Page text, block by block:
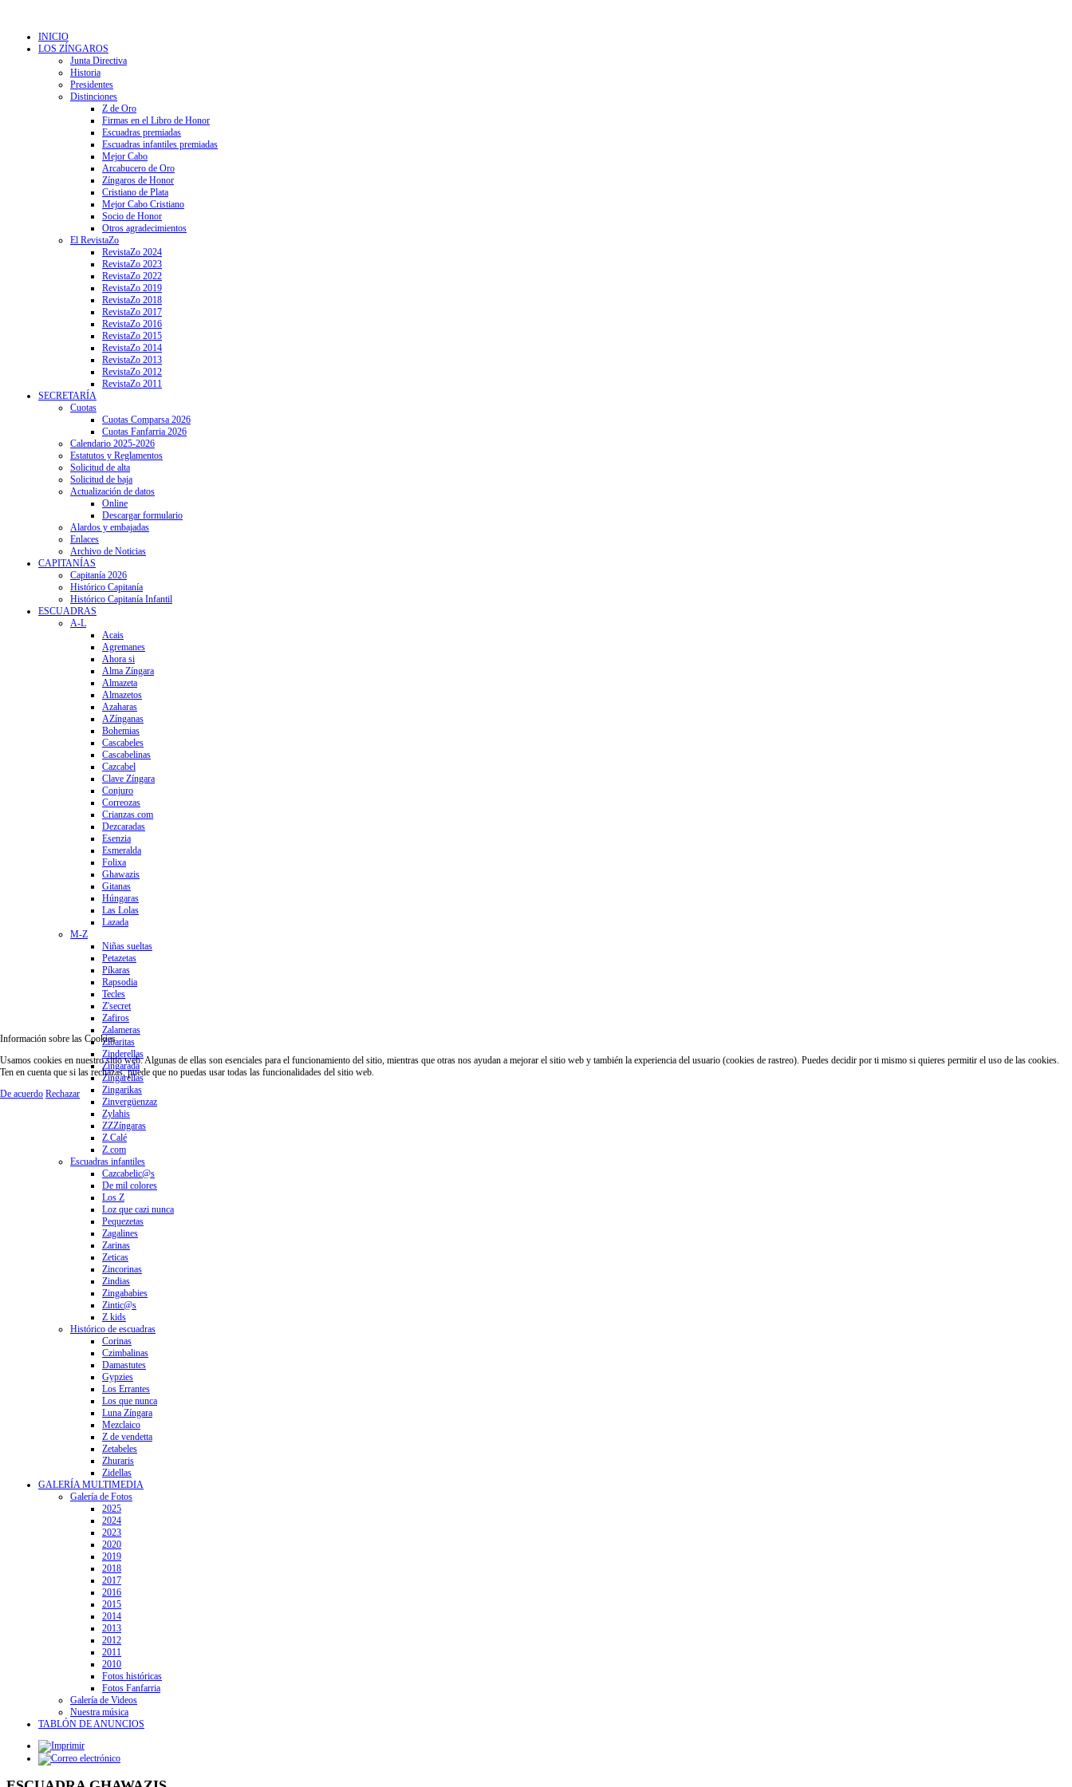
INICIO
LOS ZÍNGAROS
Junta Directiva
Historia
Presidentes
Distinciones
Z de Oro
Firmas en el Libro de Honor
Escuadras premiadas
Escuadras infantiles premiadas
Mejor Cabo
Arcabucero de Oro
Zíngaros de Honor
Cristiano de Plata
Mejor Cabo Cristiano
Socio de Honor
Otros agradecimientos
El RevistaZo
RevistaZo 2024
RevistaZo 2023
RevistaZo 2022
RevistaZo 2019
RevistaZo 2018
RevistaZo 2017
RevistaZo 2016
RevistaZo 2015
RevistaZo 2014
RevistaZo 2013
RevistaZo 2012
RevistaZo 2011
SECRETARÍA
Cuotas
Cuotas Comparsa 2026
Cuotas Fanfarria 2026
Calendario 2025-2026
Estatutos y Reglamentos
Solicitud de alta
Solicitud de baja
Actualización de datos
Online
Descargar formulario
Alardos y embajadas
Enlaces
Archivo de Noticias
CAPITANÍAS
Capitanía 2026
Histórico Capitanía
Histórico Capitanía Infantil
ESCUADRAS
A-L
Acais
Agremanes
Ahora si
Alma Zíngara
Almazeta
Almazetos
Azaharas
AZínganas
Bohemias
Cascabeles
Cascabelinas
Cazcabel
Clave Zíngara
Conjuro
Correozas
Crianzas.com
Dezcaradas
Esenzia
Esmeralda
Folixa
Ghawazis
Gitanas
Húngaras
Las Lolas
Lazada
M-Z
Niñas sueltas
Petazetas
Píkaras
Rapsodia
Tecles
Z'secret
Zafiros
Zalameras
Zibaritas
Zinderellas
Zingarada
Zingarellas
Zingarikas
Zinvergüenzaz
Zylahis
ZZZíngaras
Z.Calé
Z.com
Escuadras infantiles
Cazcabelic@s
De mil colores
Los Z
Loz que cazi nunca
Pequezetas
Zagalines
Zarinas
Zeticas
Zincorinas
Zindias
Zingababies
Zintic@s
Z kids
Histórico de escuadras
Corinas
Czimbalinas
Damastutes
Gypzies
Los Errantes
Los que nunca
Luna Zíngara
Mezclaico
Z de vendetta
Zetabeles
Zhuraris
Zidellas
GALERÍA MULTIMEDIA
Galería de Fotos
2025
2024
2023
2020
2019
2018
2017
2016
2015
2014
2013
2012
2011
2010
Fotos históricas
Fotos Fanfarria
Galería de Videos
Nuestra música
TABLÓN DE ANUNCIOS
Información sobre las Cookies
Usamos cookies en nuestro sitio web. Algunas de ellas son esenciales para el funcionamiento del sitio, mientras que otras nos ayudan a mejorar el sitio web y también la experiencia del usuario (cookies de rastreo). Puedes decidir por ti mismo si quieres permitir el uso de las cookies.
Ten en cuenta que si las rechazas, puede que no puedas usar todas las funcionalidades del sitio web.
De acuerdo Rechazar